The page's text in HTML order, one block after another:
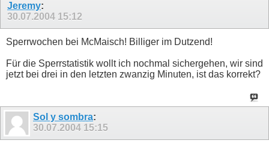
Jeremy:
30.07.2004 15:12
Sperrwochen bei McMaisch! Billiger im Dutzend!
Für die Sperrstatistik wollt ich nochmal sichergehen, wir sind
jetzt bei drei in den letzten zwanzig Minuten, ist das korrekt?
Sol y sombra:
30.07.2004 15:15